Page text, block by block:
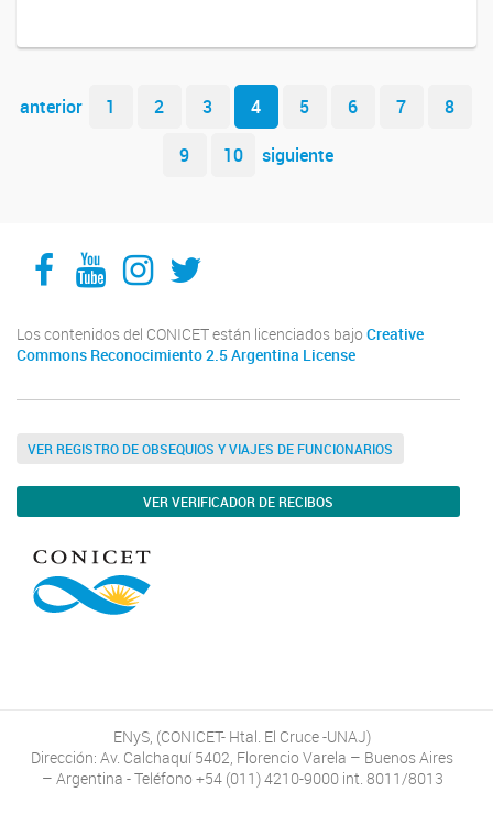
Navegador de artículos
anterior 1 2 3 4 5 6 7
8
9
10 siguiente
Facebook
YouTube
Instagram
Twitter
Los contenidos del CONICET están licenciados bajo Creative
Commons Reconocimiento 2.5 Argentina License
VER REGISTRO DE OBSEQUIOS Y VIAJES DE FUNCIONARIOS
VER VERIFICADOR DE RECIBOS
ENyS, (CONICET- Htal. El Cruce -UNAJ)
Dirección: Av. Calchaquí 5402, Florencio Varela – Buenos Aires
– Argentina - Teléfono +54 (011) 4210-9000 int. 8011/8013